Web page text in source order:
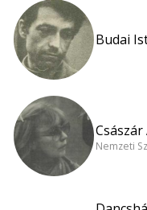
Budai
Császár
Nemzeti